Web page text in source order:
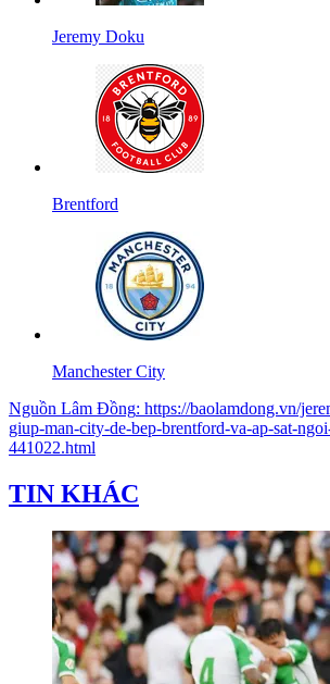
Jeremy Doku
Brentford
Manchester City
Nguồn Lâm Đồng: https://baolamdong.vn/
giup-man-city-de-bep-brentford-va-ap-sat-
441022.html
TIN KHÁC